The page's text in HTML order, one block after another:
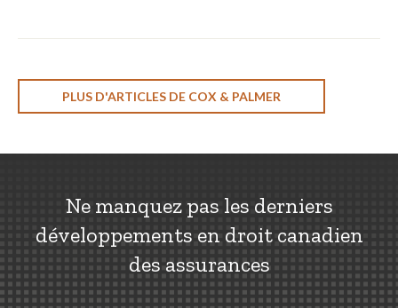
PLUS D'ARTICLES DE COX & PALMER
Ne manquez pas les derniers
développements en droit canadien
des assurances